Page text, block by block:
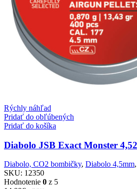
Rýchly náhľad
Pridať do obľúbených
Pridať do košíka
Diabolo JSB Exact Monster
Diabolo, CO2 bombičky, Diabolo 4,5mm,
SKU: 12350
Hodnotenie 0 z 5